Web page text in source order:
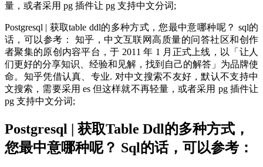
量，或者采用 pg 插件让 pg 支持中文分词;
Postgresql | 获取table ddl的多种方式，您最中意哪种呢？ sql的
话，可以参考： 知乎，中文互联网高质量的问答社区和创作
者聚集的原创内容平台，于 2011 年 1 月正式上线，以「让人
们更好的分享知识、经验和见解，找到自己的解答」为品牌使
命。知乎凭借认真、专业. 对中文搜索不友好，默认不支持中
文搜索，需要采用 es 但这样就不再轻量，或者采用 pg 插件让
pg 支持中文分词;
Postgresql | 获取Table Ddl的多种方式，
您最中意哪种呢？ Sql的话，可以参考：